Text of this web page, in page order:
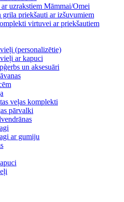
uzrakstiem Māmmai/Omei
grila priekšauti ar izšuvumiem
virtuvei ar priekšautiem
(personalizētie)
ar kapuci
un aksesuāri
veļas komplekti
pārvalki
ar gumiju